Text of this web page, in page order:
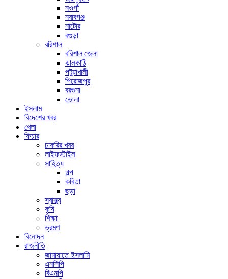
নওগাঁ
নবাবগঞ্জ
নাটোর
বগুড়া
বরিশাল
বরিশাল জেলা
ঝালকাঠি
পটুয়াখালী
পিরোজপুর
বরগুনা
ভোলা
ইসলাম
বিদেশের খবর
খেলা
ফিচার
চাকরির খবর
লাইফস্টাইল
সাহিত্য
গল্প
কবিতা
ছড়া
স্বাস্থ্য
কৃষি
শিক্ষা
ভ্রমণ
বিনোদন
রাজনীতি
জামায়াতে ইসলামি
এনসিপি
বিএনপি